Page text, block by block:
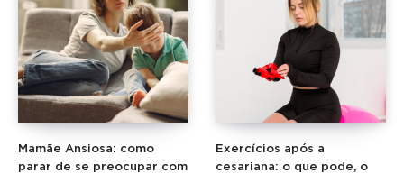
Mamãe Ansiosa: como
parar de se preocupar com
Exercícios após a
cesariana: o que pode, o